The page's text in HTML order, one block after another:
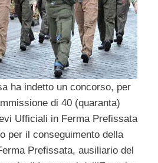
ha indetto un concorso, per
di 40 (quaranta)
Ufficiali in Ferma Prefissata
per il conseguimento della
Prefissata, ausiliario del